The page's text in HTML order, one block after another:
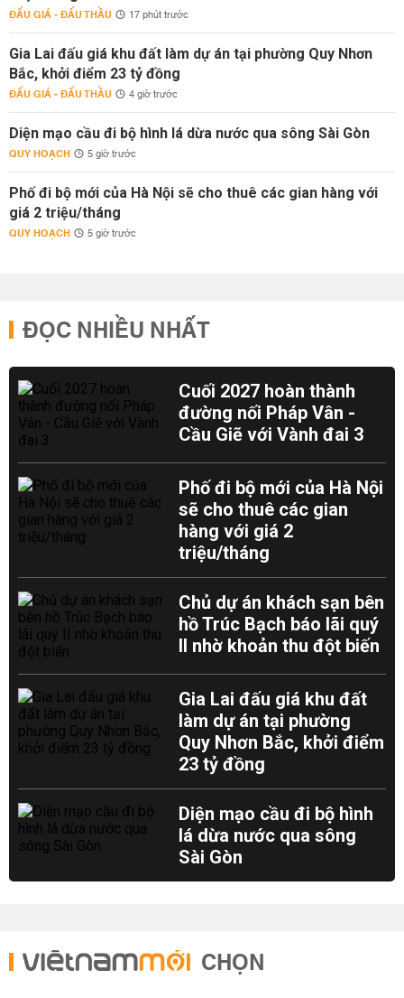
ĐẤU GIÁ - ĐẤU THẦU 17 phút trước
Gia Lai đấu giá khu đất làm dự án tại phường Quy Nhơn
Bắc, khởi điểm 23 tỷ đồng
ĐẤU GIÁ - ĐẤU THẦU 4 giờ trước
Diện mạo cầu đi bộ hình lá dừa nước qua sông Sài Gòn
QUY HOẠCH 5 giờ trước
Phố đi bộ mới của Hà Nội sẽ cho thuê các gian hàng với
giá 2 triệu/tháng
QUY HOẠCH 5 giờ trước
ĐỌC NHIỀU NHẤT
Cuối 2027 hoàn thành
đường nối Pháp Vân -
Cầu Giẽ với Vành đai 3
Phố đi bộ mới của Hà Nội
sẽ cho thuê các gian
hàng với giá 2
triệu/tháng
Chủ dự án khách sạn bên
hồ Trúc Bạch báo lãi quý
II nhờ khoản thu đột biến
Gia Lai đấu giá khu đất
làm dự án tại phường
Quy Nhơn Bắc, khởi điểm
23 tỷ đồng
Diện mạo cầu đi bộ hình
lá dừa nước qua sông
Sài Gòn
CHỌN